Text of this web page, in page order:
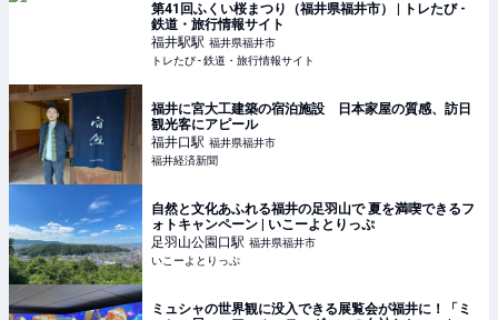
第41回ふくい桜まつり（福井県福井市） | トレたび -
鉄道・旅行情報サイト
福井駅駅 福井県福井市
トレたび - 鉄道・旅行情報サイト
福井に宮大工建築の宿泊施設 日本家屋の質感、訪日
観光客にアピール
福井口駅 福井県福井市
福井経済新聞
自然と文化あふれる福井の足羽山で 夏を満喫できるフ
ォトキャンペーン | いこーよとりっぷ
足羽山公園口駅 福井県福井市
いこーよとりっぷ
ミュシャの世界観に没入できる展覧会が福井に！「ミ